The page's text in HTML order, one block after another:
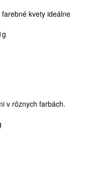
kvety ideálne
v rôznych farbách.